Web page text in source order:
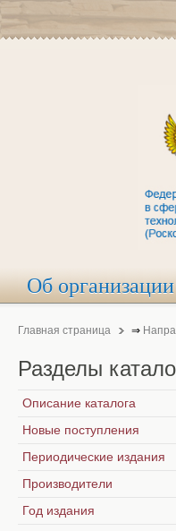
Об организации
Главная страница ⇒
Разделы
Описание каталога
Новые поступления
Периодические издания
Производители
Год издания